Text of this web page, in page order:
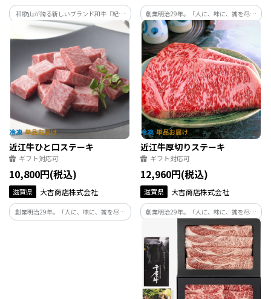
和歌山が誇る新しいブランド和牛『紀州
和華牛』。ひと口噛めば肉汁溢れる濃厚
な旨味【カルビ】を焼肉店秘伝の醤油タ
レでじっくり漬け込みました。花咲きカ
ットが生む驚きのやわらかさを是非ご賞
味ください。
創業明治29年。「人に、味に、誠を尽く
す」をモットーに、自社牧場での肥育か
ら自社での加工、商品化、配送の一環流
通で日々近江牛の「美味しさを」お客様
にお届けできますよう一生懸命頑張って
おります。
近江牛ひと口ステーキ
ギフト対応可
10,800円(税込)
滋賀県 大吉商店株式会社
創業明治29年。「人に、味に、誠を尽く
す」をモットーに、自社牧場での肥育か
近江牛厚切りステーキ
ギフト対応可
12,960円(税込)
滋賀県 大吉商店株式会社
創業明治29年。「人に、味に、誠を尽く
す」をモットーに、自社牧場での肥育か
ら自社での加工、商品化、配送の一環流
通で日々近江牛の「美味しさを」お客様
にお届けできますよう一生懸命頑張って
おります。